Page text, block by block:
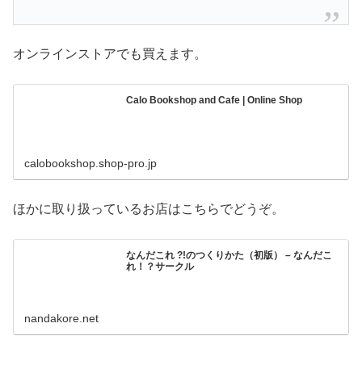
オンラインストアでも買えます。
Calo Bookshop and Cafe | Online Shop
calobookshop.shop-pro.jp
ほかに取り扱っているお店はこちらでどうぞ。
なんだこれ ?!のつくりかた（初版） – なんだこ
れ！？サークル
nandakore.net